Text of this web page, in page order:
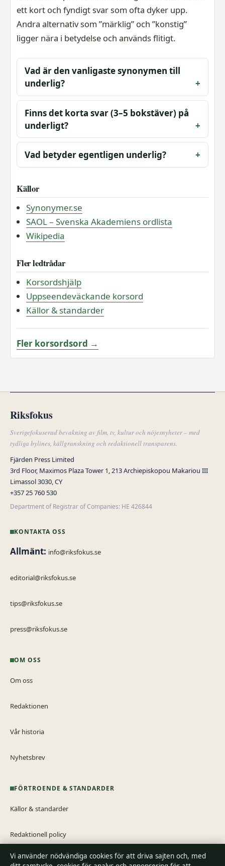
ett kort och fyndigt svar som ofta dyker upp.
Andra alternativ som ”märklig” och ”konstig”
ligger nära i betydelse och används flitigt.
Vad är den vanligaste synonymen till
underlig?
Finns det korta svar (3–5 bokstäver) på
underligt?
Vad betyder egentligen underlig?
Källor
Synonymer.se
SAOL – Svenska Akademiens ordlista
Wikipedia
Fler ledtrådar
Korsordshjälp
Uppseendeväckande korsord
Källor & standarder
Fler korsordsord →
Riksfokus
Sverigefokuserad bevakning av film, tv, kultur och nöjesnyheter – med
tydliga bylines, källgranskning och redaktionell transparens.
Fjärden Press Limited
3rd Floor, Maximos Plaza Tower 1, 213 Archiepiskopou Makariou III
Limassol 3030, CY
+357 25 760 530
Department of Registrar of Companies: HE 426844
KONTAKTA OSS
Allmänt: info@riksfokus.se
editorial@riksfokus.se
tips@riksfokus.se
press@riksfokus.se
OM OSS
Om oss
Redaktionen
Vår historia
Nyhetsbrev
FÖRTROENDE & STANDARDER
Källor & standarder
Redaktionell policy
Rättelsepolicy
Vi använder nödvändiga cookies för att driva sajten och, med